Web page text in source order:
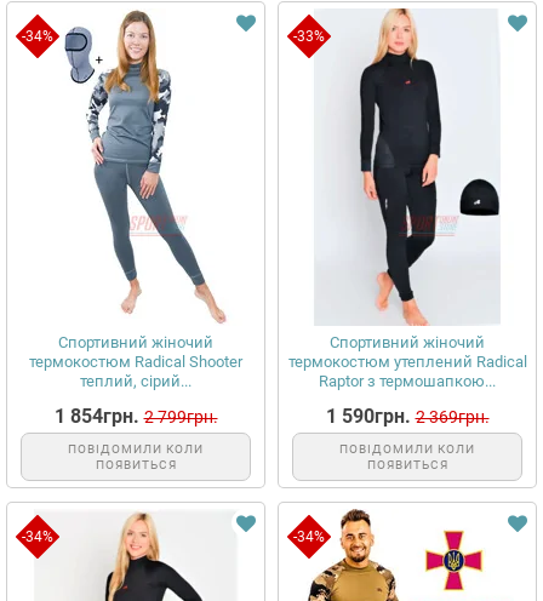
-34%
Спортивний жіночий
термокостюм Radical Shooter
теплий, сірий...
1 854грн. 2 799грн.
ПОВІДОМИЛИ КОЛИ
ПОЯВИТЬСЯ
-33%
Спортивний жіночий
термокостюм утеплений Radical
Raptor з термошапкою...
1 590грн. 2 369грн.
ПОВІДОМИЛИ КОЛИ
ПОЯВИТЬСЯ
-34% -34%